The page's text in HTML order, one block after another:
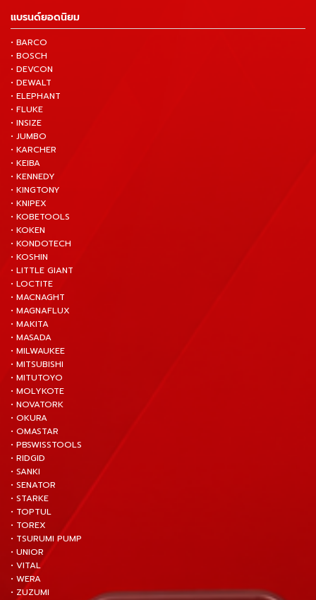
แบรนด์ยอดนิยม
• BARCO
• BOSCH
• DEVCON
• DEWALT
• ELEPHANT
• FLUKE
• INSIZE
• JUMBO
• KARCHER
• KEIBA
• KENNEDY
• KINGTONY
• KNIPEX
• KOBETOOLS
• KOKEN
• KONDOTECH
• KOSHIN
• LITTLE GIANT
• LOCTITE
• MACNAGHT
• MAGNAFLUX
• MAKITA
• MASADA
• MILWAUKEE
• MITSUBISHI
• MITUTOYO
• MOLYKOTE
• NOVATORK
• OKURA
• OMASTAR
• PBSWISSTOOLS
• RIDGID
• SANKI
• SENATOR
• STARKE
• TOPTUL
• TOREX
• TSURUMI PUMP
• UNIOR
• VITAL
• WERA
• ZUZUMI